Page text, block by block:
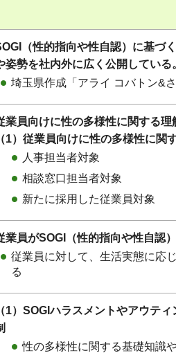
（性的指向や性自認）に基づ
姿勢を社内外に広く公開している
埼玉県作成「アライ コバトン&
業員向けに性の多様性に関する理
（1）従業員向けに性の多様性に
人事担当者対象
相談窓口担当者対象
新たに採用した従業員対象
業員がSOGI（性的指向や性自認
従業員に対して、生活実態に応
る
（1）SOGIハラスメントやアウテ
性の多様性に関する基礎知識